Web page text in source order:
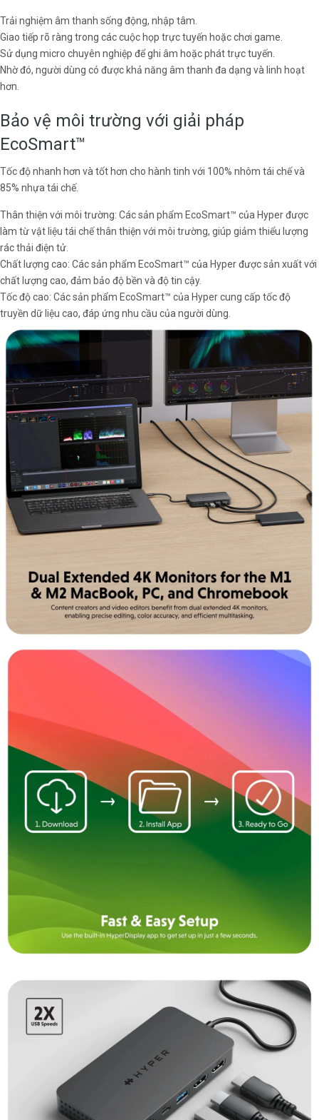
Trải nghiệm âm thanh sống động, nhập tâm.
Giao tiếp rõ ràng trong các cuộc họp trực tuyến hoặc chơi game.
Sử dụng micro chuyên nghiệp để ghi âm hoặc phát trực tuyến.
Nhờ đó, người dùng có được khả năng âm thanh đa dạng và linh hoạt
hơn.
Bảo vệ môi trường với giải pháp
EcoSmart™
Tốc độ nhanh hơn và tốt hơn cho hành tinh với 100% nhôm tái chế và
85% nhựa tái chế.
Thân thiện với môi trường: Các sản phẩm EcoSmart™ của Hyper được
làm từ vật liệu tái chế thân thiện với môi trường, giúp giảm thiểu lượng
rác thải điện tử.
Chất lượng cao: Các sản phẩm EcoSmart™ của Hyper được sản xuất với
chất lượng cao, đảm bảo độ bền và độ tin cậy.
Tốc độ cao: Các sản phẩm EcoSmart™ của Hyper cung cấp tốc độ
truyền dữ liệu cao, đáp ứng nhu cầu của người dùng.